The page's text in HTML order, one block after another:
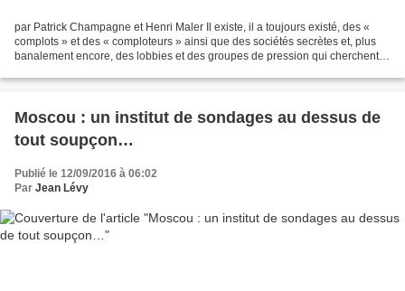
par Patrick Champagne et Henri Maler Il existe, il a toujours existé, des «
complots » et des « comploteurs » ainsi que des sociétés secrètes et, plus
banalement encore, des lobbies et des groupes de pression qui cherchent,
Moscou : un institut de sondages au dessus de
tout soupçon…
Publié le 12/09/2016 à 06:02
Par Jean Lévy